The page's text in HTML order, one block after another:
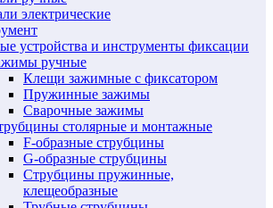
электрические
устройства и инструменты фиксации
ручные
Клещи зажимные с фиксатором
Пружинные зажимы
Сварочные зажимы
столярные и монтажные
F-образные струбцины
G-образные струбцины
Струбцины пружинные,
клещеобразные